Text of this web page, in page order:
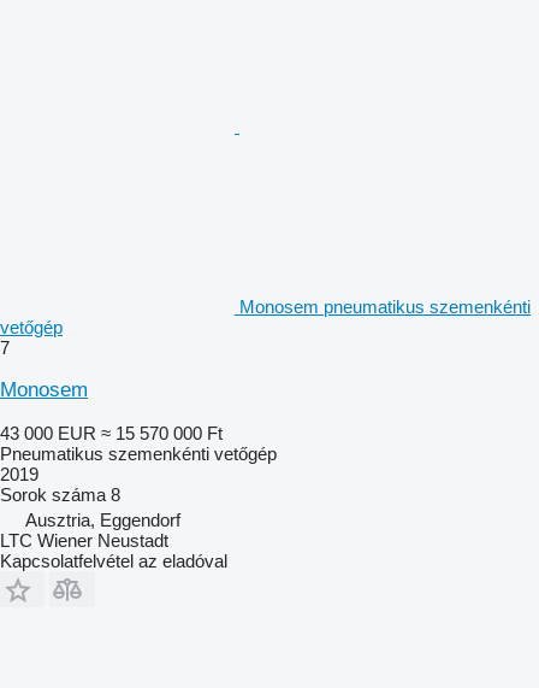
Monosem pneumatikus szemenkénti
vetőgép
7
Monosem
43 000 EUR ≈ 15 570 000 Ft
Pneumatikus szemenkénti vetőgép
2019
Sorok száma 8
Ausztria, Eggendorf
LTC Wiener Neustadt
Kapcsolatfelvétel az eladóval